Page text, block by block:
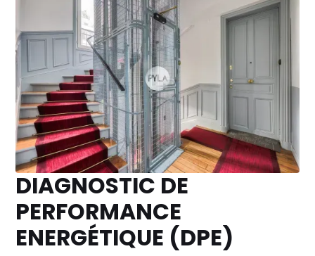
DIAGNOSTIC DE
PERFORMANCE
ENERGÉTIQUE (DPE)